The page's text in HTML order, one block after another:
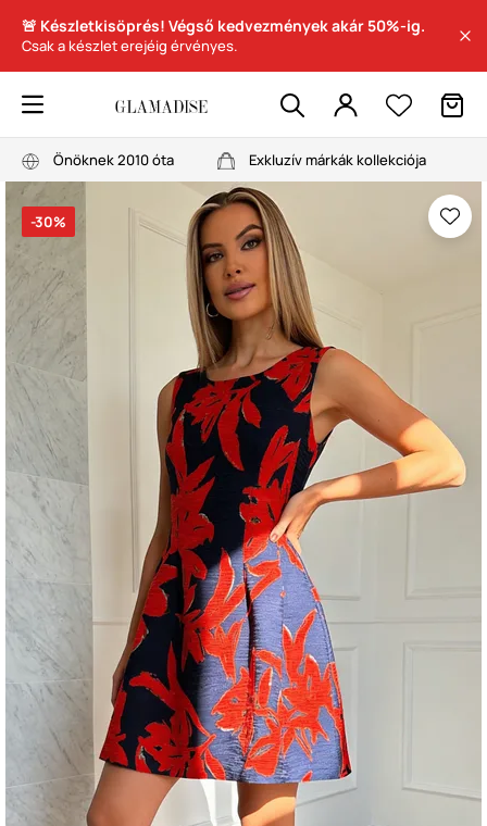
🚨 Készletkisöprés! Végső kedvezmények akár 50%-ig.
Csak a készlet erejéig érvényes.
Önöknek 2010 óta Exkluzív márkák kollekciója
-30%